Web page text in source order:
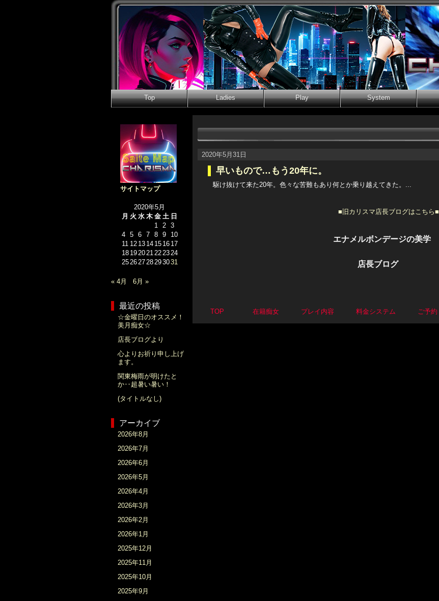
Top Ladies Play System
サイトマップ
2020年5月
月 火 水 木 金 土 日
1
2
3
4
5 6 7 8 9
10
11 12 13 14 15 16 17
18 192021222324
25262728293031
« 4月 6月 »
最近の投稿
☆金曜日のオススメ！
美月痴女☆
店長ブログより
心よりお祈り申し上げ
ます。
関東梅雨が明けたと
か‥超暑い暑い！
(タイトルなし)
アーカイブ
2026年8月
2026年7月
2026年6月
2026年5月
2026年4月
2026年3月
2026年2月
2026年1月
2025年12月
2025年11月
2025年10月
2025年9月
2020年5月31日
早いもので…もう20年に。
駆け抜けて来た20年。色々な苦難もあり何とか乗り越えてきた。...
■旧カリスマ店長ブログはこちら■
エナメルボンデージの美学
店長ブログ
TOP 在籍痴女 プレイ内容 料金システム ご予約